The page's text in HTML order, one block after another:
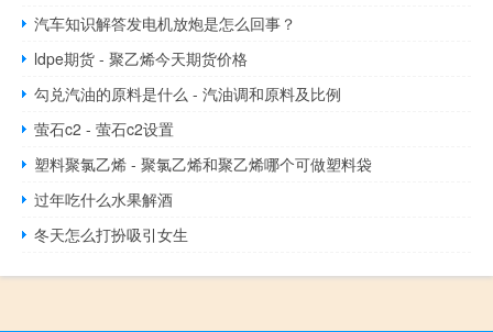
汽车知识解答发电机放炮是怎么回事？
ldpe期货 - 聚乙烯今天期货价格
勾兑汽油的原料是什么 - 汽油调和原料及比例
萤石c2 - 萤石c2设置
塑料聚氯乙烯 - 聚氯乙烯和聚乙烯哪个可做塑料袋
过年吃什么水果解酒
冬天怎么打扮吸引女生